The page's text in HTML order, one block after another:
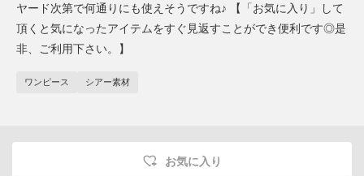
ヤード次第で何通りにも使えそうですね♪ 【「お気に入り」して
頂くと気になったアイテムをすぐ見返すことができ便利です◎是
非、ご利用下さい。】
ワンピース シアー素材
お気に入り